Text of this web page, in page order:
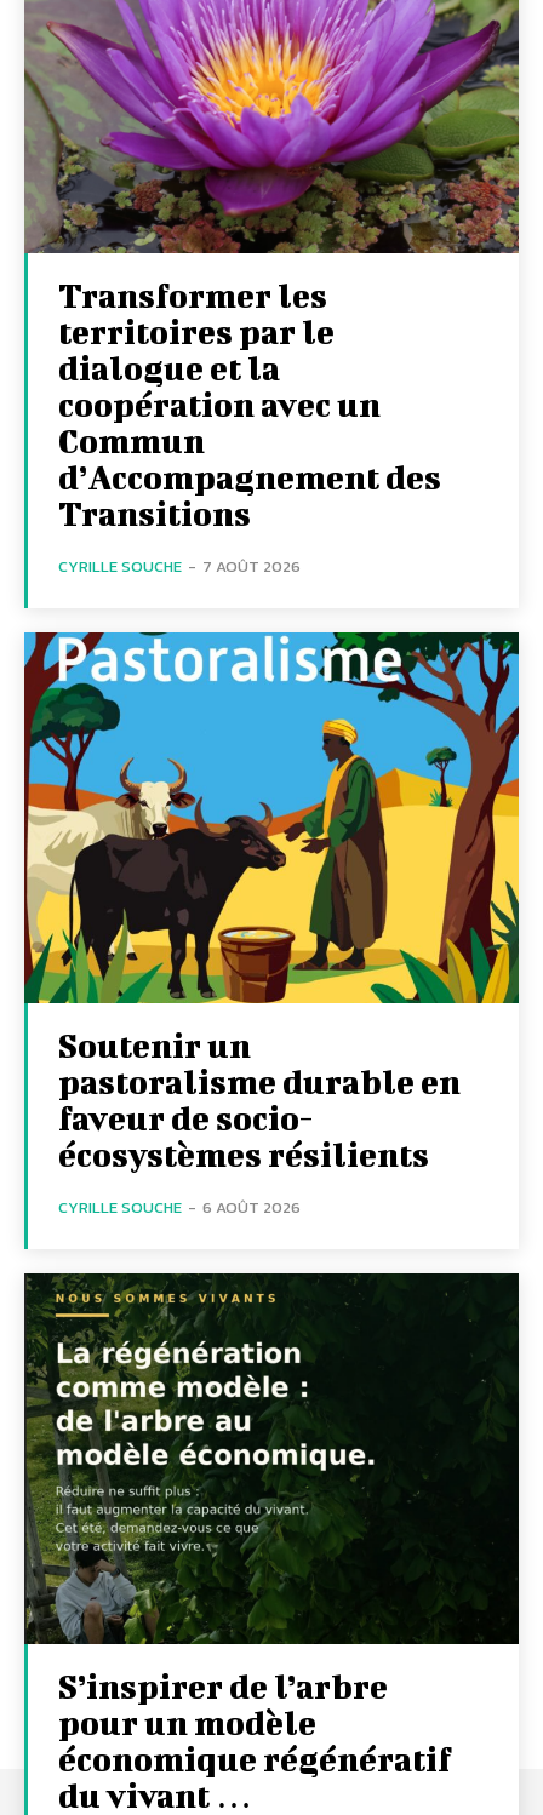
Transformer les
territoires par le
dialogue et la
coopération avec un
Commun
d’Accompagnement des
Transitions
CYRILLE SOUCHE - 7 AOÛT 2026
Soutenir un
pastoralisme durable en
faveur de socio-
écosystèmes résilients
CYRILLE SOUCHE - 6 AOÛT 2026
S’inspirer de l’arbre
pour un modèle
économique régénératif
du vivant …